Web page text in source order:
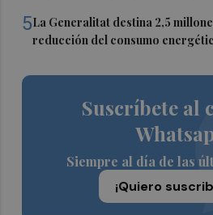
5La Generalitat destina 2,5
reducción del consumo
Suscríbete al
Siempre al día de las
¡Quiero